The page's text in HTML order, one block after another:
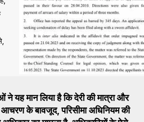
यह मान लिया है कि देरी की मात्रा और
आचरण के बावजूद, परिसीमा अधिनियम की